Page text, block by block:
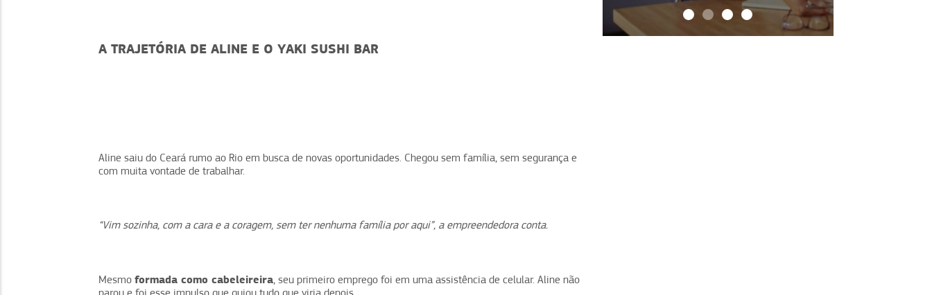
A TRAJETÓRIA DE ALINE E O YAKI SUSHI BAR
Aline saiu do Ceará rumo ao Rio em busca de novas oportunidades. Chegou sem família, sem segurança e
com muita vontade de trabalhar.
“Vim sozinha, com a cara e a coragem, sem ter nenhuma família por aqui”, a empreendedora conta.
Mesmo formada como cabeleireira, seu primeiro emprego foi em uma assistência de celular. Aline não